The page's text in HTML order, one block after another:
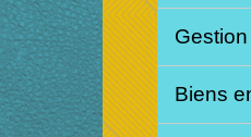
Biens